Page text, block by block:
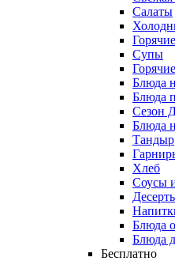
Салаты
Супы
Блюда
Блюда
Сезон
Блюда
Тандыр
Хлеб
Соусы
Блюда
Блюда
Бесплатно